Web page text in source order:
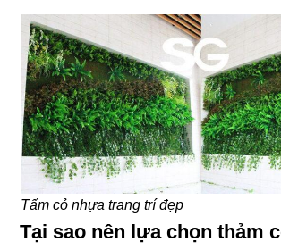
Tấm cỏ nhựa trang trí đẹp
Tại sao nên lựa chọn thảm